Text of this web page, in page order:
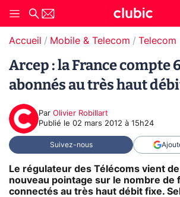
Accueil Mobile & Telecom Telecom
Arcep : la France compte
abonnés au très haut
Par Olivier Robillart
Publié le 02 mars 2012 à 15h24
Suivez-nous
Le régulateur des Télécoms vient
nouveau pointage sur le nombre de
connectés au très haut débit fixe.